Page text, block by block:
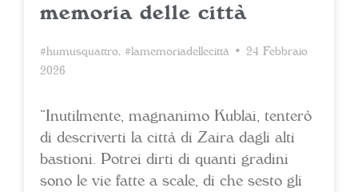
memoria delle città
#humusquattro, #lamemoriadellecittà • 24 Febbraio
2026
“Inutilmente, magnanimo Kublai, tenterò
di descriverti la città di Zaira dagli alti
bastioni. Potrei dirti di quanti gradini
sono le vie fatte a scale, di che sesto gli